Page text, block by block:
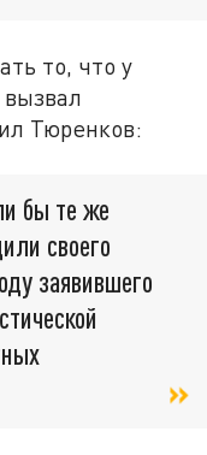
то, что у
вызвал
Тюренков:
бы те же
своего
заявившего